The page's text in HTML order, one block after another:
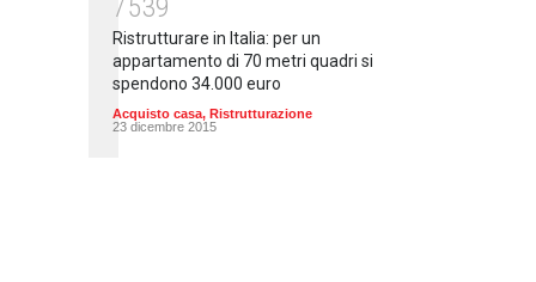
7539
Ristrutturare in Italia: per un
appartamento di 70 metri quadri si
spendono 34.000 euro
Acquisto casa, Ristrutturazione
23 dicembre 2015